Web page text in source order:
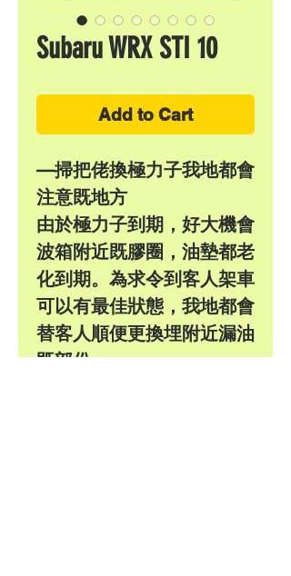
Subaru WRX STI 10
Add to Cart
—掃把佬換極力子我地都會
注意既地方
由於極力子到期，好大機會
波箱附近既膠圈，油墊都老
化到期。為求令到客人架車
可以有最佳狀態，我地都會
替客人順便更換埋附近漏油
既部份。